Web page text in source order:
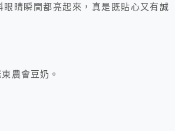
眼睛瞬間都亮起來，真是既貼心又有誠
農會豆奶。